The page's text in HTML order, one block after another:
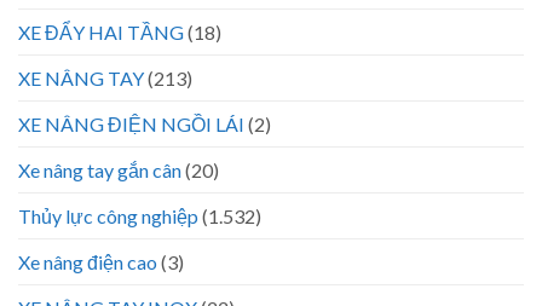
XE ĐẨY HAI TẦNG(18)
XE NÂNG TAY(213)
XE NÂNG ĐIỆN NGỒI LÁI (2)
Xe nâng tay gắn cân(20)
Thủy lực công nghiệp (1.532)
Xe nâng điện cao (3)